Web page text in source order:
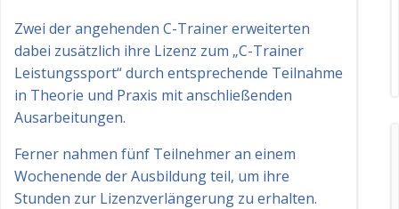
Zwei der angehenden C-Trainer erweiterten
dabei zusätzlich ihre Lizenz zum „C-Trainer
Leistungssport“ durch entsprechende Teilnahme
in Theorie und Praxis mit anschließenden
Ausarbeitungen.
Ferner nahmen fünf Teilnehmer an einem
Wochenende der Ausbildung teil, um ihre
Stunden zur Lizenzverlängerung zu erhalten.